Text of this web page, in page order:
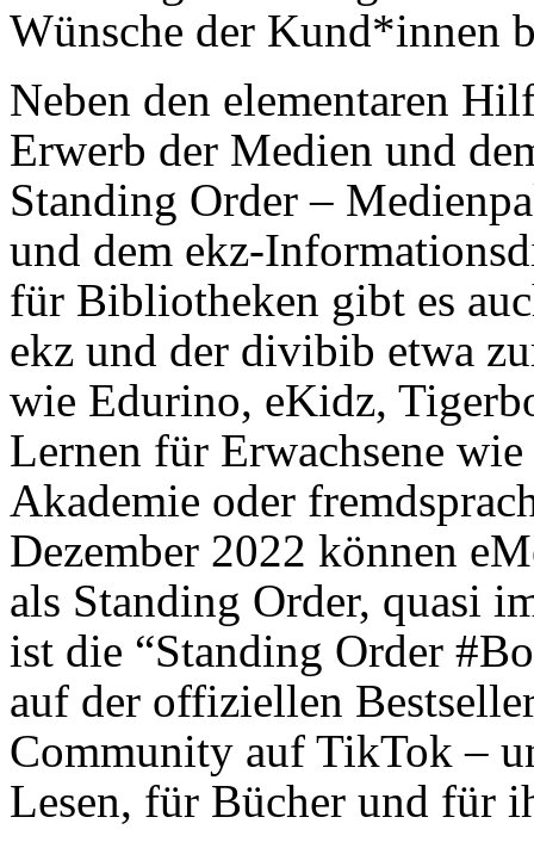
Wünsche der Kund*innen
Neben den elementaren
Erwerb der Medien und
Standing Order –
und dem ekz-
für Bibliotheken gibt es
ekz und der divibib etwa
wie Edurino, eKidz,
Lernen für Erwachsene
Akademie oder
Dezember 2022 können
als Standing Order, quasi
ist die “Standing Order
auf der offiziellen
Community auf TikTok –
Lesen, für Bücher und für